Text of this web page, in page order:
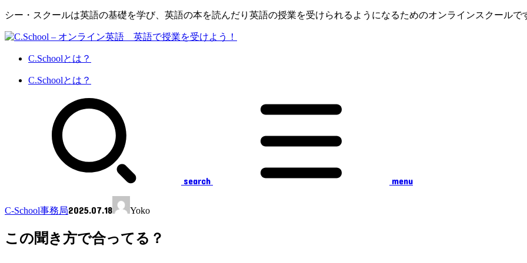
シー・スクールは英語の基礎を学び、英語の本を読んだり英語の授業を受けられるようになるためのオンラインスクールで
C.Schoolとは？
C.Schoolとは？
search menu
C-School事務局2025.07.18 Yoko
この聞き方で合ってる？